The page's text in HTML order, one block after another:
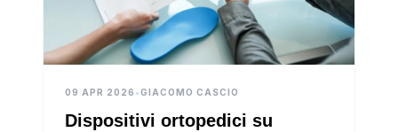
09 APR 2026 •GIACOMO CASCIO
Dispositivi ortopedici su